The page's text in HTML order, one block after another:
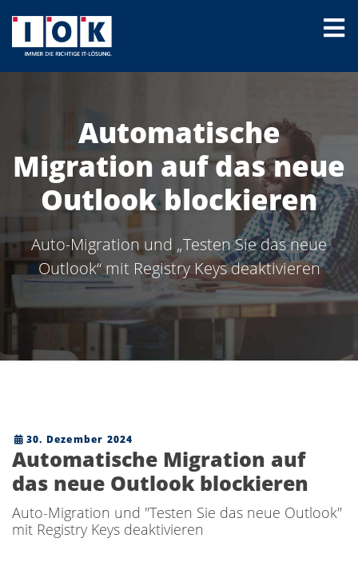
Automatische
Migration auf das neue
Outlook blockieren
Auto-Migration und „Testen Sie das neue
Outlook“ mit Registry Keys deaktivieren
30. Dezember 2024
Automatische Migration auf
das neue Outlook blockieren
Auto-Migration und "Testen Sie das neue Outlook"
mit Registry Keys deaktivieren